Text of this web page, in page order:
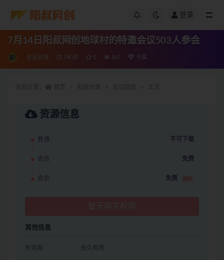
登录
7月14日阳叔网创地球村的特邀会议503人参会
会议回放 3年前 0 865 专属
资源信息
普通 不可下载
会员 免费
会员 免费 推荐
其他信息
有效期 永久有效